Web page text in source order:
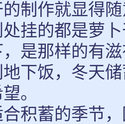
制作就显得
处挂的都是萝
是那样的有
地下饭，冬天
。
积蓄的季节